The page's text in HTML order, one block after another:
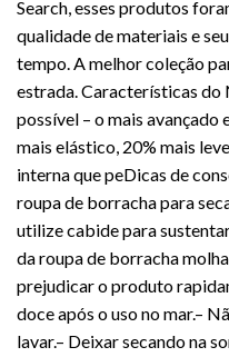
Search, esses produtos
qualidade de materiais e
tempo. A melhor coleção
estrada.Características do
possível – o mais avançado
mais elástico, 20% mais
interna que peDicas de
roupa de borracha para
utilize cabide para
da roupa de borracha
prejudicar o produto
doce após o uso no mar.–
lavar.– Deixar secando na